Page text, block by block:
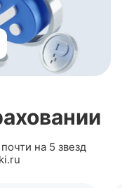
на 5 звезд